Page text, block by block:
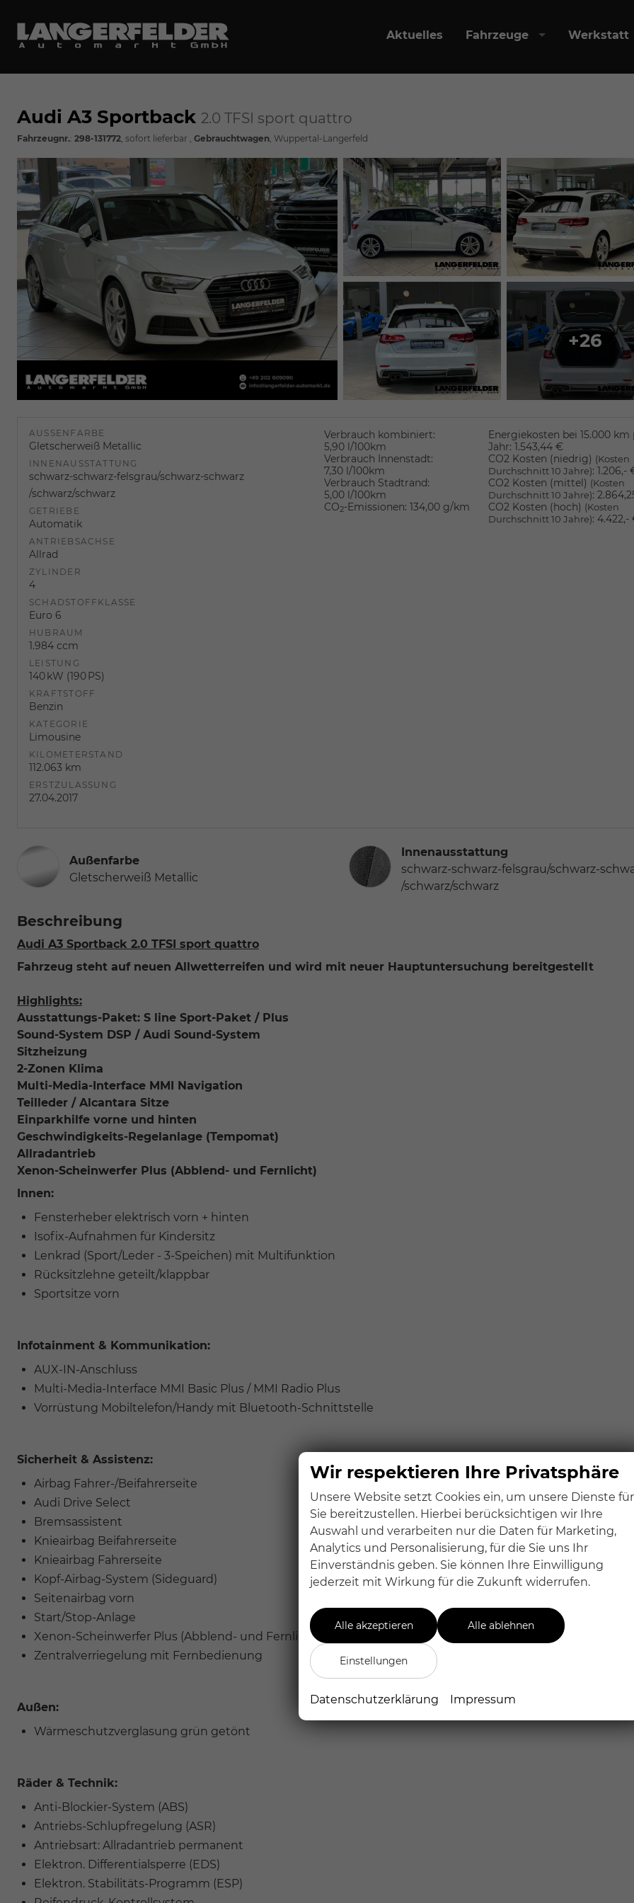
Aktuelles Fahrzeuge Werkstatt
Audi A3 Sportback 2.0 TFSI sport quattro
Fahrzeugnr.: 298-131772, sofort lieferbar , Gebrauchtwagen, Wuppertal-Langerfeld
+26
AUSSENFARBE
Gletscherweiß Metallic
INNENAUSSTATTUNG
schwarz-schwarz-felsgrau/schwarz-schwarz
/schwarz/schwarz
GETRIEBE
Automatik
ANTRIEBSACHSE
Allrad
ZYLINDER
4
SCHADSTOFFKLASSE
Euro 6
HUBRAUM
1.984 ccm
LEISTUNG
140 kW (190 PS)
KRAFTSTOFF
Benzin
KATEGORIE
Limousine
KILOMETERSTAND
112.063 km
ERSTZULASSUNG
27.04.2017
Verbrauch kombiniert:
5,90 l/100km
Verbrauch Innenstadt:
7,30 l/100km
Verbrauch Stadtrand:
5,00 l/100km
CO2-Emissionen: 134,00 g/km
Energiekosten bei 15.000 km
Jahr: 1.543,44 €
CO2 Kosten (niedrig) (Kosten
Durchschnitt 10 Jahre): 1.206,-
CO2 Kosten (mittel) (Kosten
Durchschnitt 10 Jahre):
CO2 Kosten (hoch) (Kosten
Durchschnitt 10 Jahre): 4.422,-
Außenfarbe
Gletscherweiß Metallic
InnenausstattungInnenausstattung
schwarz-schwarz-felsgrau/schwarz-
/schwarz/schwarz
Beschreibung
Audi A3 Sportback 2.0 TFSI sport quattro
Fahrzeug steht auf neuen Allwetterreifen und wird mit neuer Hauptuntersuchung bereitgestellt
Highlights:
Ausstattungs-Paket: S line Sport-Paket / Plus
Sound-System DSP / Audi Sound-System
Sitzheizung
2-Zonen Klima
Multi-Media-Interface MMI Navigation
Teilleder / Alcantara Sitze
Einparkhilfe vorne und hinten
Geschwindigkeits-Regelanlage (Tempomat)
Allradantrieb
Xenon-Scheinwerfer Plus (Abblend- und Fernlicht)
Innen:
Fensterheber elektrisch vorn + hinten
Isofix-Aufnahmen für Kindersitz
Lenkrad (Sport/Leder - 3-Speichen) mit Multifunktion
Rücksitzlehne geteilt/klappbar
Sportsitze vorn
Infotainment & Kommunikation:
AUX-IN-Anschluss
Multi-Media-Interface MMI Basic Plus / MMI Radio Plus
Vorrüstung Mobiltelefon/Handy mit Bluetooth-Schnittstelle
Sicherheit & Assistenz:
Airbag Fahrer-/Beifahrerseite
Audi Drive Select
Bremsassistent
Knieairbag Beifahrerseite
Knieairbag Fahrerseite
Kopf-Airbag-System (Sideguard)
Seitenairbag vorn
Start/Stop-Anlage
Xenon-Scheinwerfer Plus (Abblend- und Fernlicht)
Zentralverriegelung mit Fernbedienung
Außen:
Wärmeschutzverglasung grün getönt
Räder & Technik:
Anti-Blockier-System (ABS)
Antriebs-Schlupfregelung (ASR)
Antriebsart: Allradantrieb permanent
Elektron. Differentialsperre (EDS)
Elektron. Stabilitäts-Programm (ESP)
Wir respektieren Ihre Privatsphäre
Unsere Website setzt Cookies ein, um unsere Dienste für
Sie bereitzustellen. Hierbei berücksichtigen wir Ihre
Auswahl und verarbeiten nur die Daten für Marketing,
Analytics und Personalisierung, für die Sie uns Ihr
Einverständnis geben. Sie können Ihre Einwilligung
jederzeit mit Wirkung für die Zukunft widerrufen.
Alle akzeptieren Alle ablehnen
Einstellungen
Datenschutzerklärung Impressum